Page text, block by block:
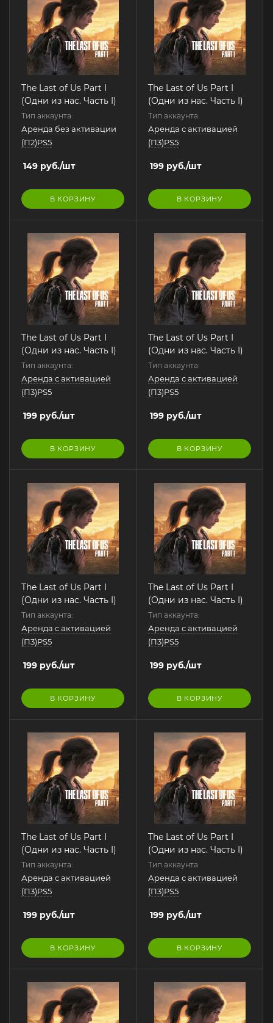
The Last of Us Part I
(Одни из нас. Часть I)
Тип аккаунта:
Аренда без активации
(П2)PS5
149 руб./шт
В КОРЗИНУ
The Last of Us Part I
(Одни из нас. Часть I)
Тип аккаунта:
Аренда с активацией
(П3)PS5
199 руб./шт
В КОРЗИНУ
The Last of Us Part I
(Одни из нас. Часть I)
Тип аккаунта:
Аренда с активацией
(П3)PS5
199 руб./шт
В КОРЗИНУ
The Last of Us Part I
(Одни из нас. Часть I)
Тип аккаунта:
Аренда с активацией
(П3)PS5
199 руб./шт
В КОРЗИНУ
The Last of Us Part I
(Одни из нас. Часть I)
Тип аккаунта:
Аренда с активацией
(П3)PS5
199 руб./шт
В КОРЗИНУ
The Last of Us Part I
(Одни из нас. Часть I)
Тип аккаунта:
Аренда с активацией
(П3)PS5
199 руб./шт
В КОРЗИНУ
The Last of Us Part I
(Одни из нас. Часть I)
Тип аккаунта:
Аренда с активацией
(П3)PS5
199 руб./шт
В КОРЗИНУ
The Last of Us Part I
(Одни из нас. Часть I)
Тип аккаунта:
Аренда с активацией
(П3)PS5
199 руб./шт
В КОРЗИНУ